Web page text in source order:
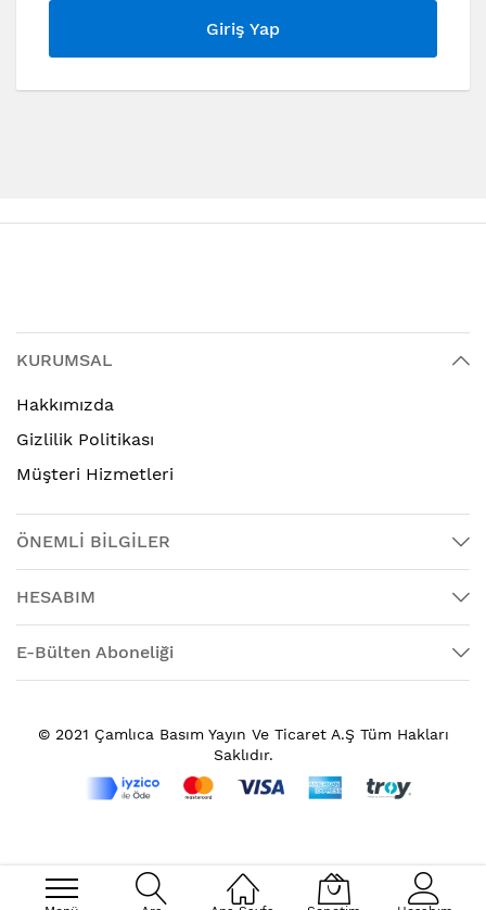
Giriş Yap
KURUMSAL
Hakkımızda
Gizlilik Politikası
Müşteri Hizmetleri
ÖNEMLİ BİLGİLER
HESABIM
E-Bülten Aboneliği
© 2021 Çamlıca Basım Yayın Ve Ticaret A.Ş Tüm Hakları
Saklıdır.